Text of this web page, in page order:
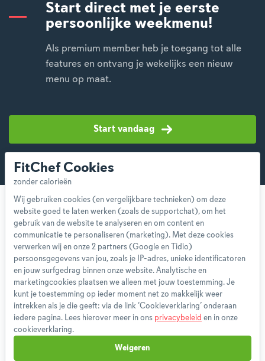
Start direct met je eerste
persoonlijke weekmenu!
Als premium member heb je toegang tot alle
features en ontvang je wekelijks een nieuw
menu op maat.
Start vandaag
Over ons
Team
App
Blog
Disclaimer
Methodologie
FitChef Cookies
Wij gebruiken cookies (en vergelijkbare technieken) om deze
website goed te laten werken (zoals de supportchat), om het
gebruik van de website te analyseren en om content en
communicatie te personaliseren (marketing). Met deze cookies
verwerken wij en onze 2 partners (Google en Tidio)
persoonsgegevens van jou, zoals je IP-adres, unieke identificatoren
en jouw surfgedrag binnen onze website. Analytische en
marketingcookies plaatsen we alleen met jouw toestemming. Je
kunt je toestemming op ieder moment net zo makkelijk weer
intrekken als je die geeft: via de link ‘Cookieverklaring’ onderaan
iedere pagina. Lees hierover meer in ons privacybeleid en in onze
cookieverklaring.
Weigeren